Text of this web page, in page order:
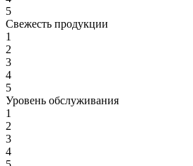
5
Свежесть продукции
1
2
3
4
5
Уровень обслуживания
1
2
3
4